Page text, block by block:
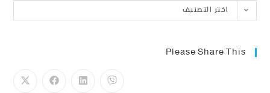
اختر التصنيف
Please Share This